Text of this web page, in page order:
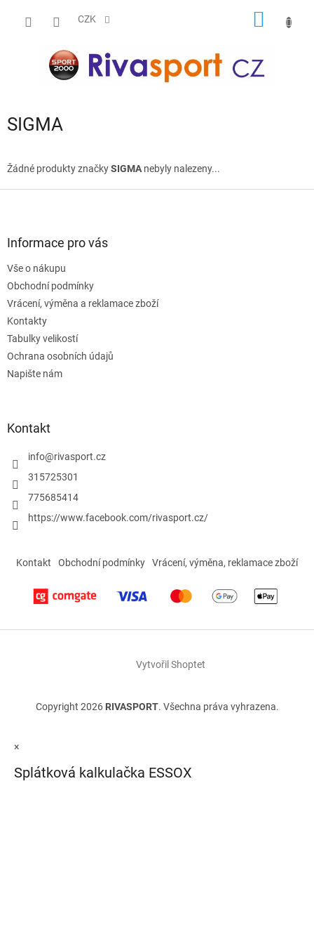
CZK
SIGMA
Žádné produkty značkySIGMAnebyly nalezeny...
Informace pro vás
Vše o nákupu
Obchodní podmínky
Vrácení, výměna a reklamace zboží
Kontakty
Tabulky velikostí
Ochrana osobních údajů
Napište nám
Kontakt
info@rivasport.cz
315725301
775685414
https://www.facebook.com/rivasport.cz/
Kontakt Obchodní podmínky Vrácení, výměna, reklamace zboží
Vytvořil Shoptet
Copyright 2026 RIVASPORT. Všechna práva vyhrazena.
×
Splátková kalkulačka ESSOX